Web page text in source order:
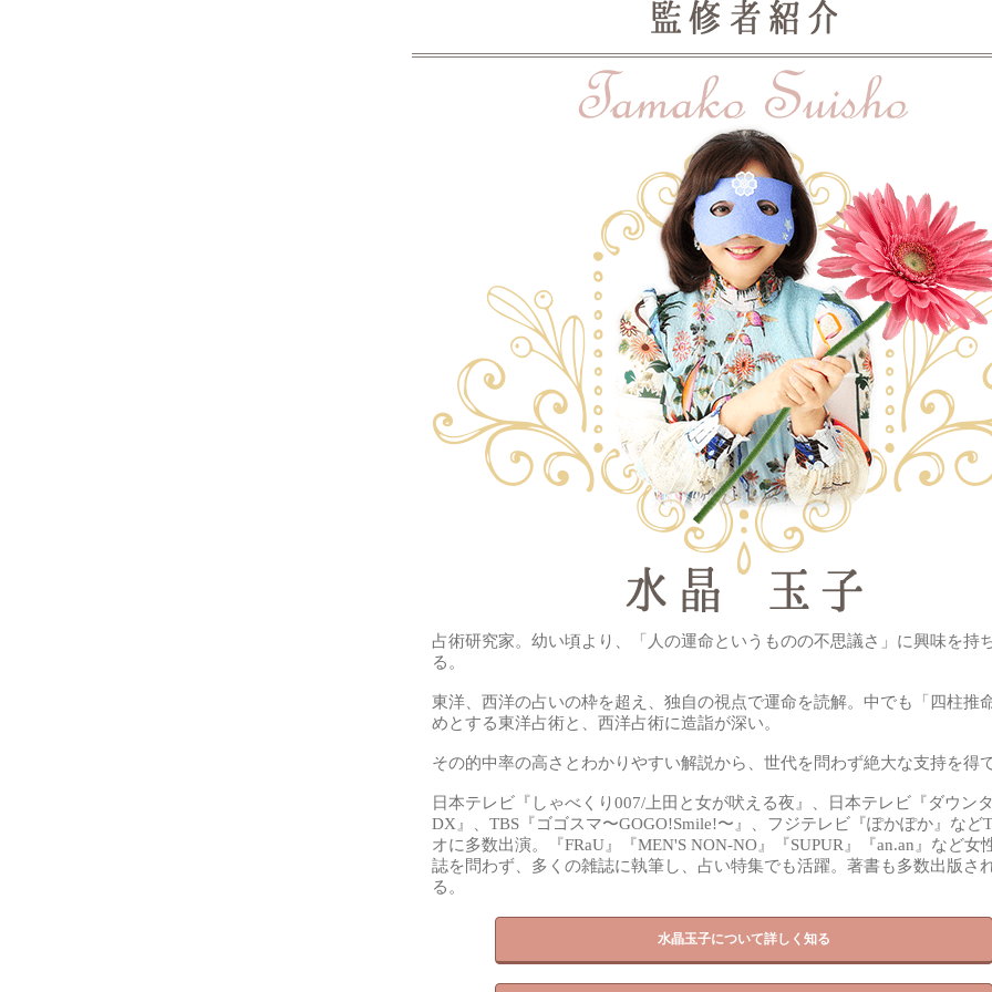
占術研究家。幼い頃より、「人の運命というものの不思議さ」に興味を持
る。
東洋、西洋の占いの枠を超え、独自の視点で運命を読解。中でも「四柱推
めとする東洋占術と、西洋占術に造詣が深い。
その的中率の高さとわかりやすい解説から、世代を問わず絶大な支持を得
日本テレビ『しゃべくり007/上田と女が吠える夜』、日本テレビ『ダウン
DX』、TBS『ゴゴスマ〜GOGO!Smile!〜』、フジテレビ『ぽかぽか』など
オに多数出演。『FRaU』『MEN'S NON-NO』『SUPUR』『an.an』など女
誌を問わず、多くの雑誌に執筆し、占い特集でも活躍。著書も多数出版さ
る。
水晶玉子について詳しく知る